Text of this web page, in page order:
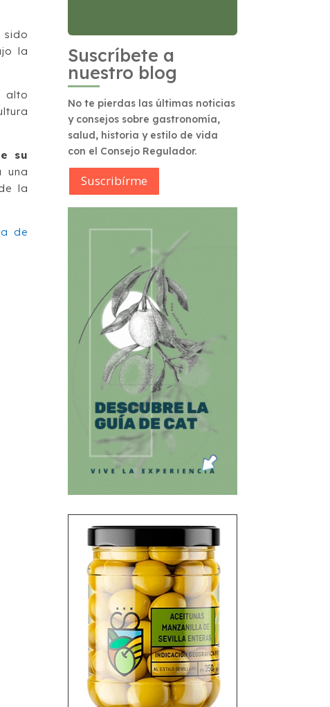
sido
la
alto
su
una
la
de
Suscríbete a
nuestro blog
No te pierdas las últimas noticias
y consejos sobre gastronomía,
salud, historia y estilo de vida
con el Consejo Regulador.
Suscribírme